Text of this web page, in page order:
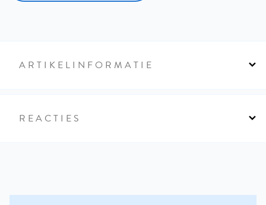
ARTIKELINFORMATIE
REACTIES